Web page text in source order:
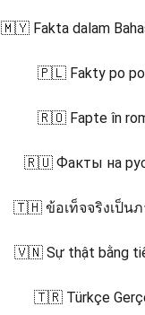
🇲🇾 Fakta dalam
🇵🇱 Fakty po
🇷🇴 Fapte în
🇷🇺 Факты на
🇹🇭 ข้อเท็จจริงเป็นภ
🇻🇳 Sự thật bằng
🇹🇷 Türkçe